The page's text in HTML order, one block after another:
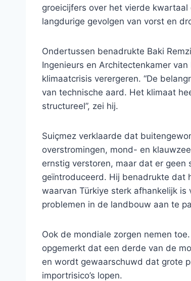
groeicijfers over het vierde
langdurige gevolgen van vorst en
Ondertussen benadrukte Baki
Ingenieurs en Architectenkamer
klimaatcrisis verergeren. “De
van technische aard. Het klimaat
structureel”, zei hij.
Suiçmez verklaarde dat
overstromingen, mond- en
ernstig verstoren, maar dat er
geïntroduceerd. Hij benadrukte dat
waarvan Türkiye sterk afhankelijk
problemen in de landbouw aan te
Ook de mondiale zorgen nemen
opgemerkt dat een derde van de
en wordt gewaarschuwd dat grote
importrisico’s lopen.